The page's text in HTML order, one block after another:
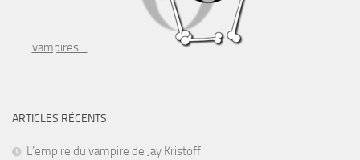
vampires…
ARTICLES RÉCENTS
L’empire du vampire de Jay Kristoff